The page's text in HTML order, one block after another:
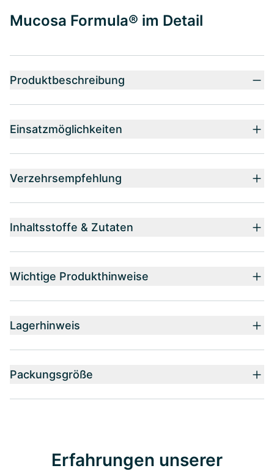
Mucosa Formula® im Detail
Produktbeschreibung
Einsatzmöglichkeiten
Verzehrsempfehlung
Inhaltsstoffe & Zutaten
Wichtige Produkthinweise
Lagerhinweis
Packungsgröße
Erfahrungen unserer